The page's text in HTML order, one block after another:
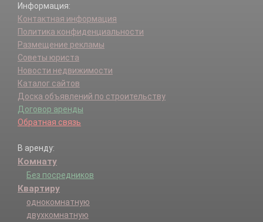
Информация:
Контактная информация
Политика конфиденциальности
Размещение рекламы
Советы юриста
Новости недвижимости
Каталог сайтов
Доска объявлений по строительству
Договор аренды
Обратная связь
В аренду:
Комнату
Без посредников
Квартиру
однокомнатную
двухкомнатную